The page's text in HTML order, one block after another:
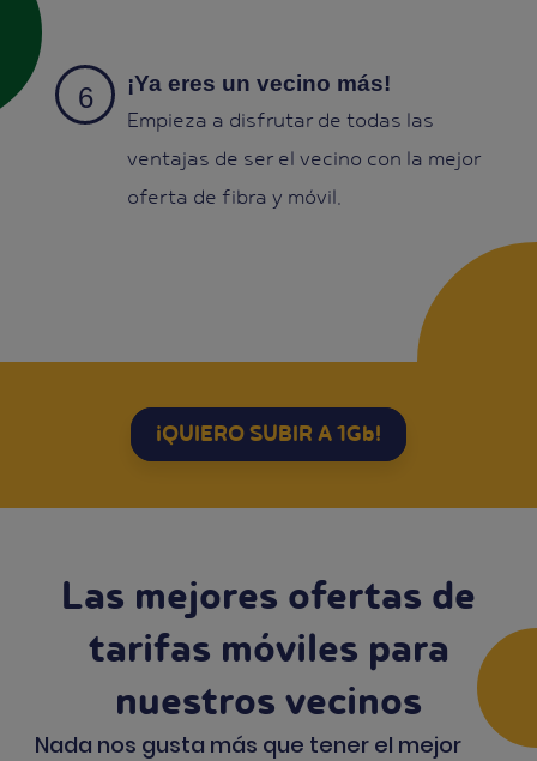
¡Ya eres un vecino más!
Empieza a disfrutar de todas las
ventajas de ser el vecino con la mejor
oferta de fibra y móvil.
¡QUIERO SUBIR A 1Gb!
Las mejores ofertas de
tarifas móviles para
nuestros vecinos
Nada nos gusta más que tener el mejor